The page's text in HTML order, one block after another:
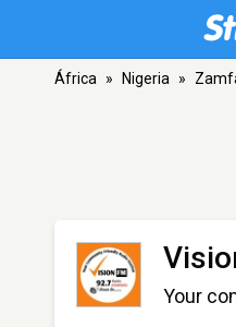
África » Nigeria »
Your